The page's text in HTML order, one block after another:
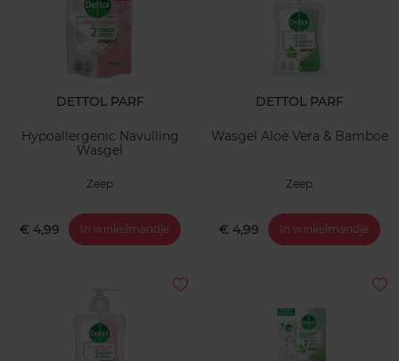
DETTOL PARF
Hypoallergenic Navulling
Wasgel
Zeep
€ 4,99 In winkelmandje
DETTOL PARF
Wasgel Aloë Vera & Bamboe
Zeep
€ 4,99 In winkelmandje